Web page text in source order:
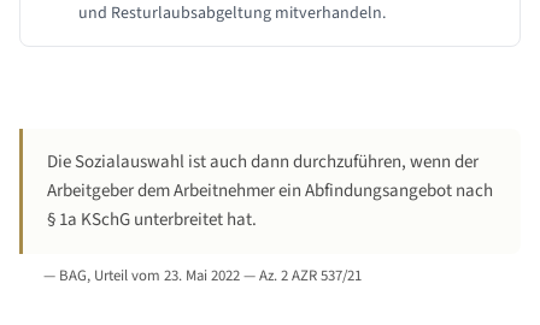
und Resturlaubsabgeltung mitverhandeln.
Die Sozialauswahl ist auch dann durchzuführen, wenn der
Arbeitgeber dem Arbeitnehmer ein Abfindungsangebot nach
§ 1a KSchG unterbreitet hat.
— BAG, Urteil vom 23. Mai 2022 — Az. 2 AZR 537/21